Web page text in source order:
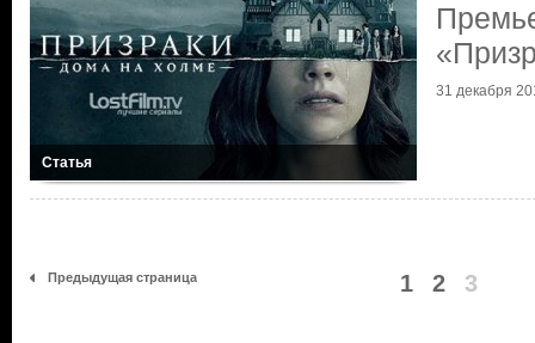
Статья
31 декабря
Предыдущая страница 1 2 3